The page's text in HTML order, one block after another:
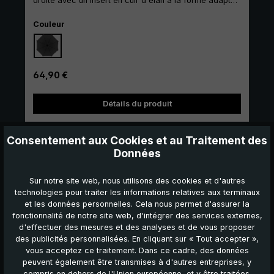
l'étui. Ses baleines en aluminium renforcé de fibres de
verre sont très solides. Sa toile au diamètre agréable
résistant. Grâce à sa fonction d'ouverture/de
fermeture automatique pratique, ce parapluie de
poche peut être ouvert et refermé en quelques
secondes. Une fois replié, ce parapluie a une
longueur de 30 cm ce qui lui permet de se glisse
même dans un attache-case.
Sélectionnez
Couleur
Prix régulier :
64,90 €
Détails du produit
Consentement aux Cookies et au Traitement des
Données
Sur notre site web, nous utilisons des cookies et d'autres
technologies pour traiter les informations relatives aux terminaux
et les données personnelles. Cela nous permet d'assurer la
fonctionnalité de notre site web, d'intégrer des services externes,
d'effectuer des mesures et des analyses et de vous proposer
des publicités personnalisées. En cliquant sur « Tout accepter »,
vous acceptez ce traitement. Dans ce cadre, des données
peuvent également être transmises à d'autres entreprises, y